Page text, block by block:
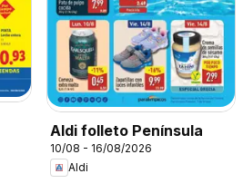
Aldi folleto Península
10/08 - 16/08/2026
Aldi